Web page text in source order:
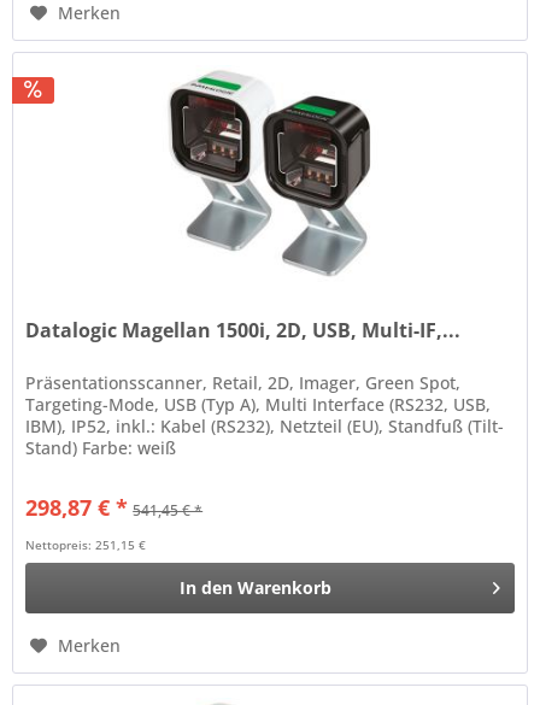
Merken
Datalogic Magellan 1500i, 2D, USB, Multi-IF,...
Präsentationsscanner, Retail, 2D, Imager, Green Spot,
Targeting-Mode, USB (Typ A), Multi Interface (RS232, USB,
IBM), IP52, inkl.: Kabel (RS232), Netzteil (EU), Standfuß (Tilt-
Stand) Farbe: weiß
298,87 € * 541,45 € *
Nettopreis: 251,15 €
In den Warenkorb
Merken